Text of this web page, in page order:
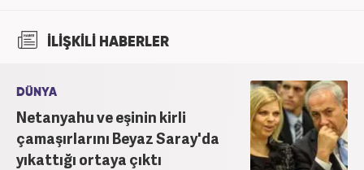
İLİŞKİLİ HABERLER
DÜNYA
Netanyahu ve eşinin kirli
çamaşırlarını Beyaz Saray'da
yıkattığı ortaya çıktı